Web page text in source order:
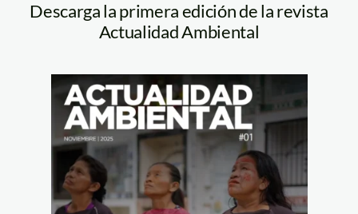
Descarga la primera edición de la revista
Actualidad Ambiental